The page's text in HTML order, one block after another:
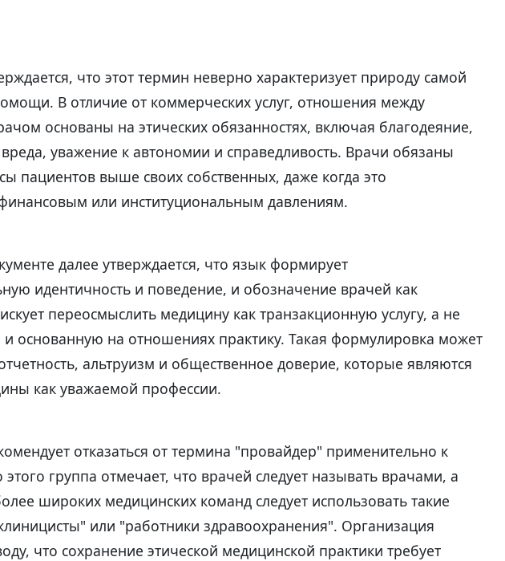
что этот термин неверно характеризует природу самой
В отличие от коммерческих услуг, отношения между
основаны на этических обязанностях, включая благодеяние,
уважение к автономии и справедливость. Врачи обязаны
пациентов выше своих собственных, даже когда это
или институциональным давлениям.
далее утверждается, что язык формирует
идентичность и поведение, и обозначение врачей как
переосмыслить медицину как транзакционную услугу, а не
основанную на отношениях практику. Такая формулировка может
альтруизм и общественное доверие, которые являются
как уважаемой профессии.
отказаться от термина "провайдер" применительно к
группа отмечает, что врачей следует называть врачами, а
широких медицинских команд следует использовать такие
или "работники здравоохранения". Организация
что сохранение этической медицинской практики требует